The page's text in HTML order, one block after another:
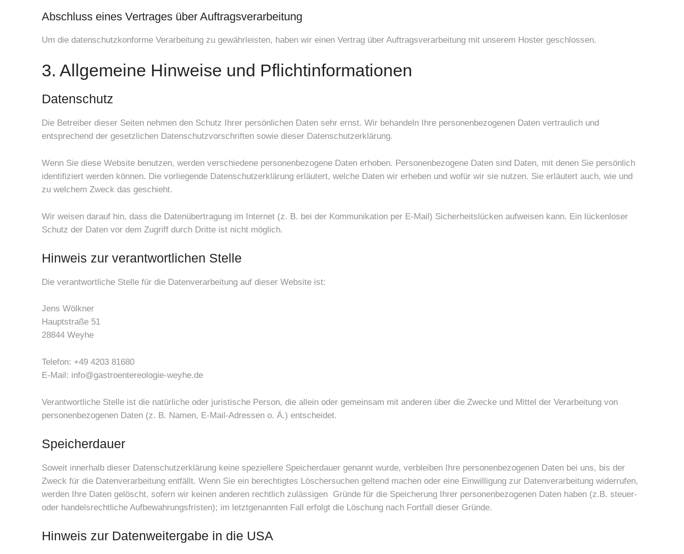
Abschluss eines Vertrages über Auftragsverarbeitung
Um die datenschutzkonforme Verarbeitung zu gewährleisten, haben wir einen Vertrag über Auftragsverarbeitung mit unserem Hoster geschlossen.
3. Allgemeine Hinweise und Pflicht­informationen
Datenschutz
Die Betreiber dieser Seiten nehmen den Schutz Ihrer persönlichen Daten sehr ernst. Wir behandeln Ihre personenbezogenen Daten vertraulich und
entsprechend der gesetzlichen Datenschutzvorschriften sowie dieser Datenschutzerklärung.
Wenn Sie diese Website benutzen, werden verschiedene personenbezogene Daten erhoben. Personenbezogene Daten sind Daten, mit denen Sie persönlich
identifiziert werden können. Die vorliegende Datenschutzerklärung erläutert, welche Daten wir erheben und wofür wir sie nutzen. Sie erläutert auch, wie und
zu welchem Zweck das geschieht.
Wir weisen darauf hin, dass die Datenübertragung im Internet (z. B. bei der Kommunikation per E-Mail) Sicherheitslücken aufweisen kann. Ein lückenloser
Schutz der Daten vor dem Zugriff durch Dritte ist nicht möglich.
Hinweis zur verantwortlichen Stelle
Die verantwortliche Stelle für die Datenverarbeitung auf dieser Website ist:
Jens Wölkner
Hauptstraße 51
28844 Weyhe
Telefon: +49 4203 81680
E-Mail: info@gastroentereologie-weyhe.de
Verantwortliche Stelle ist die natürliche oder juristische Person, die allein oder gemeinsam mit anderen über die Zwecke und Mittel der Verarbeitung von
personenbezogenen Daten (z. B. Namen, E-Mail-Adressen o. Ä.) entscheidet.
Speicherdauer
Soweit innerhalb dieser Datenschutzerklärung keine speziellere Speicherdauer genannt wurde, verbleiben Ihre personenbezogenen Daten bei uns, bis der
Zweck für die Datenverarbeitung entfällt. Wenn Sie ein berechtigtes Löschersuchen geltend machen oder eine Einwilligung zur Datenverarbeitung widerrufen,
werden Ihre Daten gelöscht, sofern wir keinen anderen rechtlich zulässigen Gründe für die Speicherung Ihrer personenbezogenen Daten haben (z.B. steuer-
oder handelsrechtliche Aufbewahrungsfristen); im letztgenannten Fall erfolgt die Löschung nach Fortfall dieser Gründe.
Hinweis zur Datenweitergabe in die USA